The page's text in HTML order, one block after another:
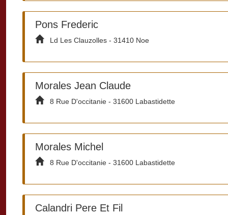
Pons Frederic
Ld Les Clauzolles - 31410 Noe
Morales Jean Claude
8 Rue D'occitanie - 31600 Labastidette
Morales Michel
8 Rue D'occitanie - 31600 Labastidette
Calandri Pere Et Fil